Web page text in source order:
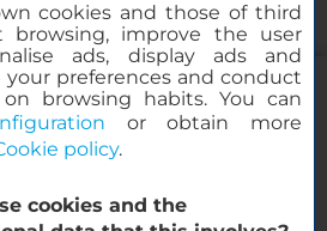
Firenze Colbert
EUROPE & AMERICAS Santa Engracia
cookies and those of third
browsing, improve the user
ads, display ads and
preferences and conduct
on browsing habits. You can
or obtain more
policy.
cookies and the